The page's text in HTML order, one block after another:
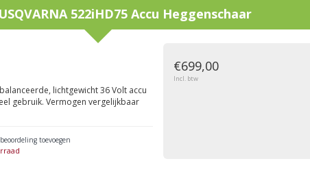
522iHD75 Accu Heggenschaar
lichtgewicht 36 Volt accu
gebruik. Vermogen vergelijkbaar
toevoegen
€699,00
Incl. btw